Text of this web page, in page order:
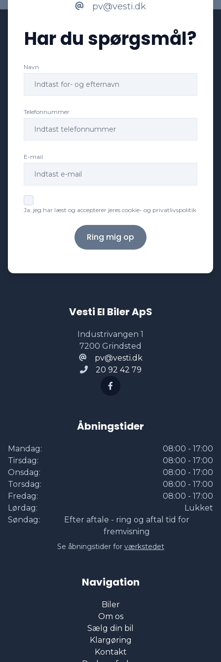
pv@vesti.dk
Har du spørgsmål?
Navn
Telefonnummer
E-mail
Ja, jeg har læst og accepterer jeres cookie- og privatlivspolitik
Ring mig op
Vesti El Biler ApS
Industrivangen 1
7200 Grindsted
pv@vesti.dk
20 92 42 79
Åbningstider
Mandag:
08:00 - 17:00
Tirsdag:
08:00 - 17:00
Onsdag:
08:00 - 17:00
Torsdag:
08:00 - 17:00
Fredag:
08:00 - 17:00
Lørdag:
Lukket
Søndag:
Efter aftale - ring og aftal tid for
fremvisning
Se åbningstider for værkstedet
Navigation
Biler
Om os
Sælg din bil
Klargøring
Kontakt